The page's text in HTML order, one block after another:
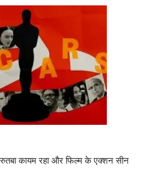
कायम रहा और फिल्म के एक्शन सीन